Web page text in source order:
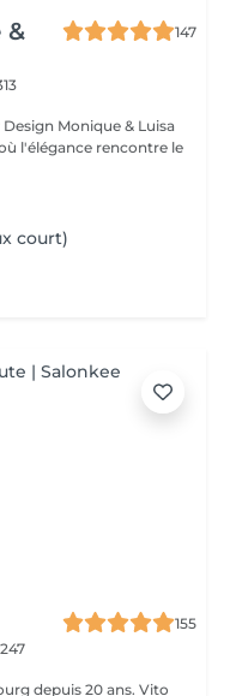
&
147
Monique & Luisa
l'élégance rencontre le
court)
155
depuis 20 ans. Vito